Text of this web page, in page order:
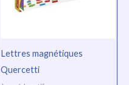
Lettres magnétiques
Quercetti